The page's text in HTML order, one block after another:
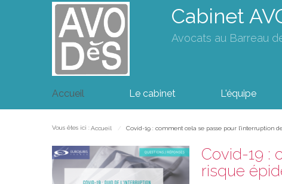
Cabinet
Avocats au Barreau
Accueil Le cabinet L'équipe
Vous êtes ici : Accueil Covid-19 : comment cela se passe pour l'interruption
Covid-19 :
risque